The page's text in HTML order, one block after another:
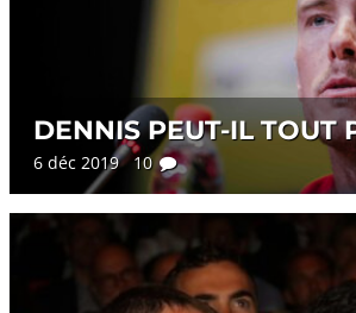
DENNIS PEUT-IL TOUT
6 déc 2019 10